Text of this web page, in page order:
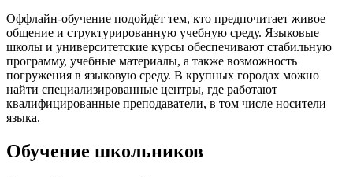
Оффлайн-обучение подойдёт тем, кто предпочитает живое
общение и структурированную учебную среду. Языковые
школы и университетские курсы обеспечивают стабильную
программу, учебные материалы, а также возможность
погружения в языковую среду. В крупных городах можно
найти специализированные центры, где работают
квалифицированные преподаватели, в том числе носители
языка.
Обучение школьников